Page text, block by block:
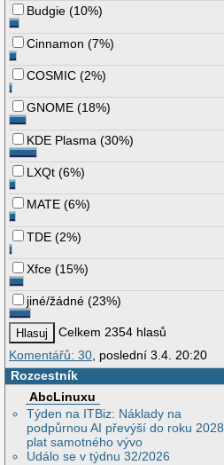
Budgie (10%)
Cinnamon (7%)
COSMIC (2%)
GNOME (18%)
KDE Plasma (30%)
LXQt (6%)
MATE (6%)
TDE (2%)
Xfce (15%)
jiné/žádné (23%)
Celkem 2354 hlasů
Komentářů: 30 , poslední 3.4. 20:20
Rozcestník
AbcLinuxu
Týden na ITBiz: Náklady na
podpůrnou AI převýší do roku 2028
plat samotného vývo
Událo se v týdnu 32/2026